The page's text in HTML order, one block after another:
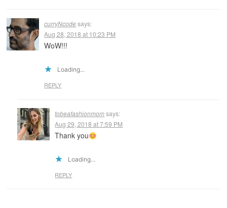
curryNcode says:
Aug 28, 2018 at 10:23 PM
WoW!!!
Loading...
REPLY
tobeafashionmom says:
Aug 29, 2018 at 7:59 PM
Thank you
Loading...
REPLY